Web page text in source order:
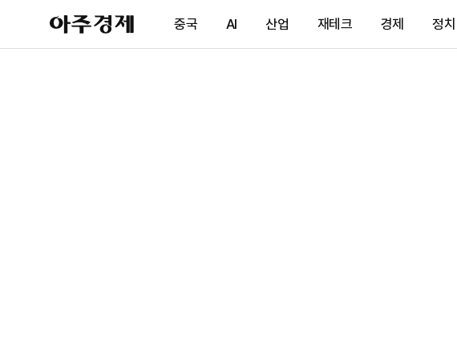
아
주
제
중국 AI 산업 재테크 경제 정치